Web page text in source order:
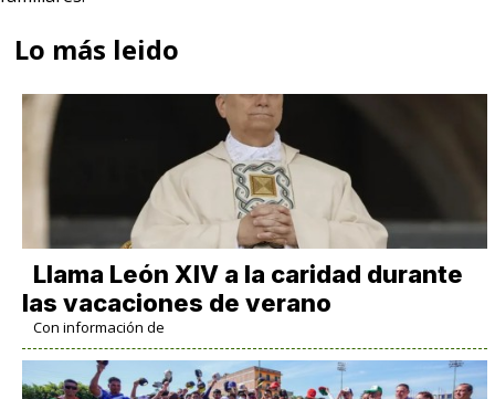
Lo más leido
Llama León XIV a la caridad durante
las vacaciones de verano
Con información de